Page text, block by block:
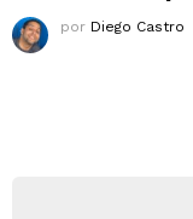
por Diego Castro